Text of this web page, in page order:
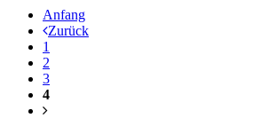
Anfang
Zurück
1
2
3
4